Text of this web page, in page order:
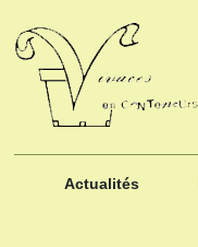
Actualités
Le 04 et 05 octobre 2022
Portes ouvertes de la
pépinière : Visite des
cultures, découverte des
nouveautés. Le rendez-vous
des passionnés Le mardi 04